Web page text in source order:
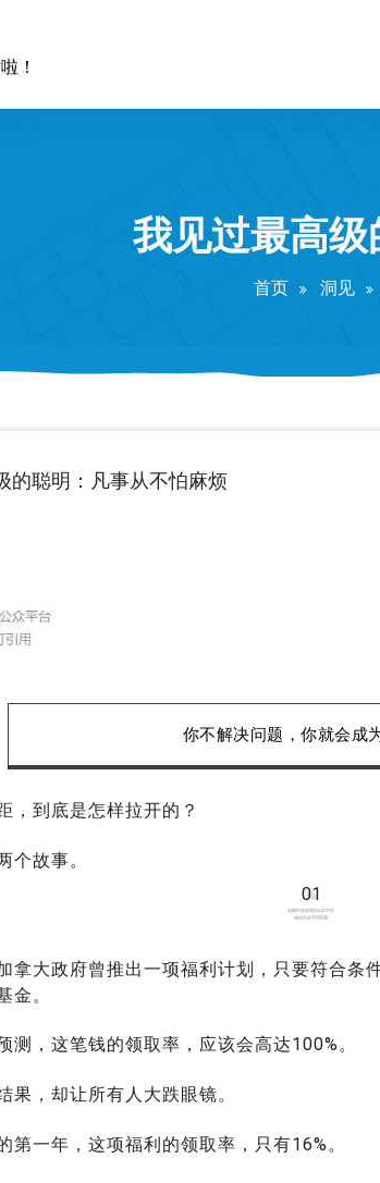
！
我见过最高
首页 洞见
的聪明：凡事从不怕麻烦
你不解决问题，你就会成
，到底是怎样拉开的？
个故事。
01
拿大政府曾推出一项福利计划，只要符合条
金。
测，这笔钱的领取率，应该会高达100%。
果，却让所有人大跌眼镜。
第一年，这项福利的领取率，只有16%。